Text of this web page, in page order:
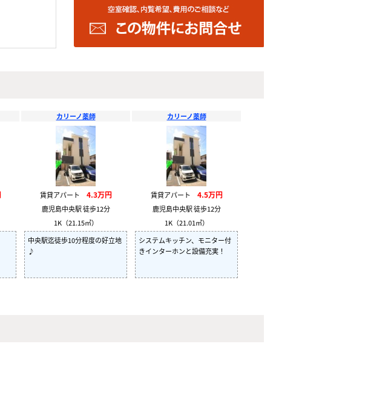
カリーノ薬師
賃貸アパート 4.3万円
鹿児島中央駅 徒歩12分
1K（21.15㎡）
中央駅迄徒歩10分程度の好立地
♪
カリーノ薬師
賃貸アパート 4.5万円
鹿児島中央駅 徒歩12分
1K（21.01㎡）
システムキッチン、モニター付
きインターホンと設備充実！